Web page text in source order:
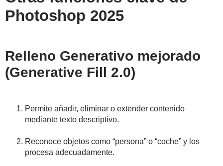
Photoshop 2025
Relleno Generativo mejorado
(Generative Fill 2.0)
Permite añadir, eliminar o extender contenido
mediante texto descriptivo.
Reconoce objetos como “persona” o “coche” y los
procesa adecuadamente.